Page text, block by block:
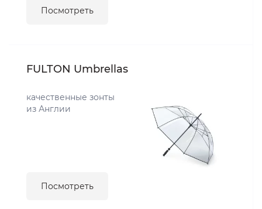
Посмотреть
FULTON Umbrellas
качественные зонты
из Англии
Посмотреть